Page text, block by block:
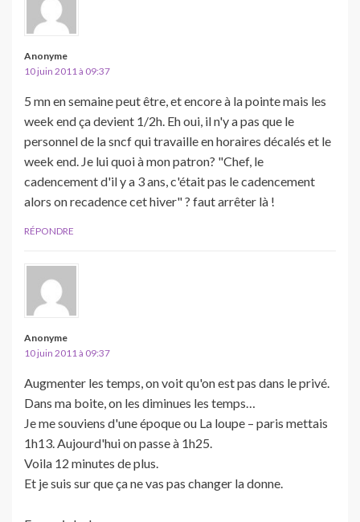
Anonyme
10 juin 2011 à 09:37
5 mn en semaine peut être, et encore à la pointe mais les
week end ça devient 1/2h. Eh oui, il n'y a pas que le
personnel de la sncf qui travaille en horaires décalés et le
week end. Je lui quoi à mon patron? "Chef, le
cadencement d'il y a 3 ans, c'était pas le cadencement
alors on recadence cet hiver" ? faut arrêter là !
RÉPONDRE
Anonyme
10 juin 2011 à 09:37
Augmenter les temps, on voit qu'on est pas dans le privé.
Dans ma boite, on les diminues les temps…
Je me souviens d'une époque ou La loupe – paris mettais
1h13. Aujourd'hui on passe à 1h25.
Voila 12 minutes de plus.
Et je suis sur que ça ne vas pas changer la donne.